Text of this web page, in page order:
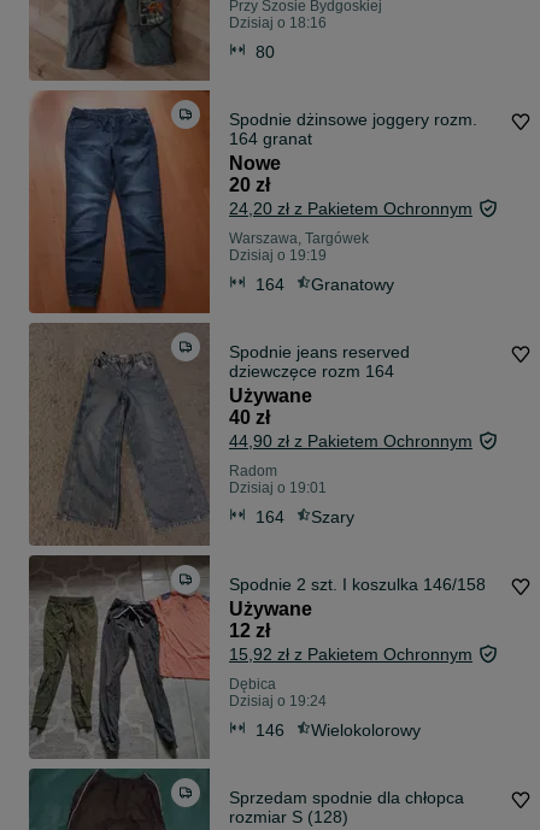
Przy Szosie Bydgoskiej
Dzisiaj o 18:16
80
Spodnie dżinsowe joggery rozm.
164 granat
Nowe
20 zł
24,20 zł z Pakietem Ochronnym
Warszawa, Targówek
Dzisiaj o 19:19
164 Granatowy
Spodnie jeans reserved
dziewczęce rozm 164
Używane
40 zł
44,90 zł z Pakietem Ochronnym
Radom
Dzisiaj o 19:01
164 Szary
Spodnie 2 szt. I koszulka 146/158
Używane
12 zł
15,92 zł z Pakietem Ochronnym
Dębica
Dzisiaj o 19:24
146 Wielokolorowy
Sprzedam spodnie dla chłopca
rozmiar S (128)